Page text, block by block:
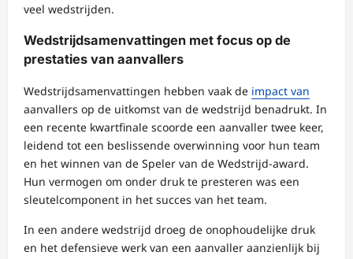
veel wedstrijden.
Wedstrijdsamenvattingen met focus op de
prestaties van aanvallers
Wedstrijdsamenvattingen hebben vaak de impact van
aanvallers op de uitkomst van de wedstrijd benadrukt. In
een recente kwartfinale scoorde een aanvaller twee keer,
leidend tot een beslissende overwinning voor hun team
en het winnen van de Speler van de Wedstrijd-award.
Hun vermogen om onder druk te presteren was een
sleutelcomponent in het succes van het team.
In een andere wedstrijd droeg de onophoudelijke druk
en het defensieve werk van een aanvaller aanzienlijk bij